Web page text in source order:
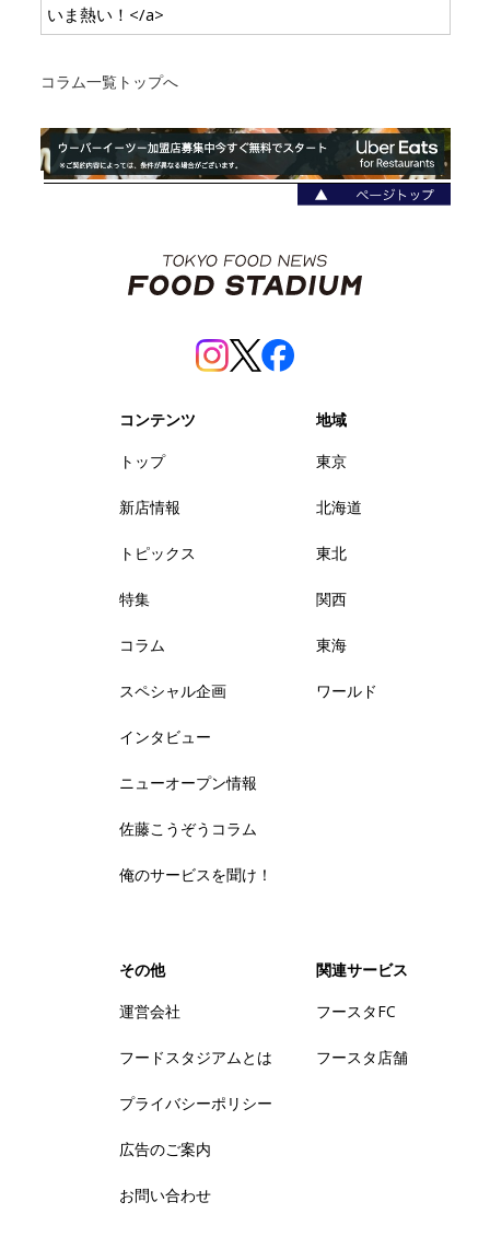
いま熱い！</a>
コラム一覧トップへ
コンテンツ
トップ
新店情報
トピックス
特集
コラム
スペシャル企画
インタビュー
ニューオープン情報
佐藤こうぞうコラム
俺のサービスを聞け！
地域
東京
北海道
東北
関西
東海
ワールド
その他
運営会社
フードスタジアムとは
プライバシーポリシー
広告のご案内
お問い合わせ
関連サービス
フースタFC
フースタ店舗